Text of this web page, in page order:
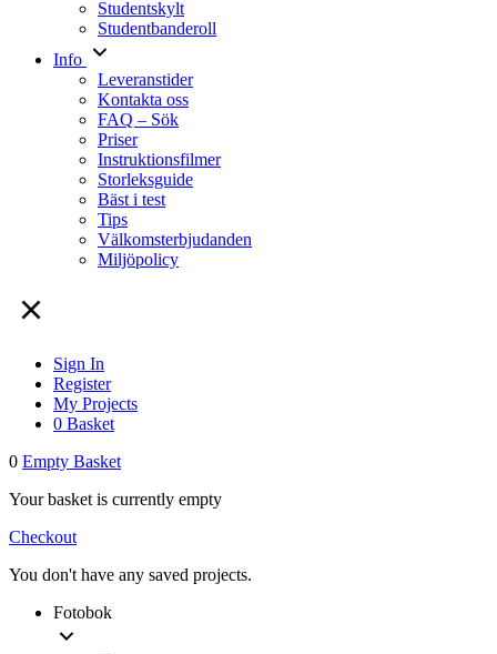
Studentskylt
Studentbanderoll
Info
Leveranstider
Kontakta oss
FAQ – Sök
Priser
Instruktionsfilmer
Storleksguide
Bäst i test
Tips
Välkomsterbjudanden
Miljöpolicy
Sign In
Register
My Projects
0 Basket
0 Empty Basket
Your basket is currently empty
Checkout
You don't have any saved projects.
Fotobok